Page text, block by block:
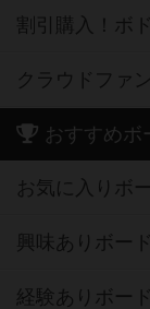
割引購入！ボ
クラウドファ
おすすめボ
お気に入りボ
興味ありボー
経験ありボー